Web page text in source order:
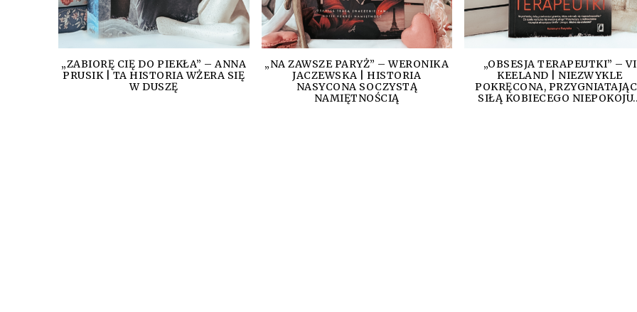
„ZABIORĘ CIĘ DO PIEKŁA” – ANNA
PRUSIK | TA HISTORIA WŻERA SIĘ
W DUSZĘ
„NA ZAWSZE PARYŻ” – WERONIKA
JACZEWSKA | HISTORIA
NASYCONA SOCZYSTĄ
NAMIĘTNOŚCIĄ
„OBSESJA TERAPEUTKI” – VI
KEELAND | NIEZWYKLE
POKRĘCONA,
SIŁĄ KOBIECEGO